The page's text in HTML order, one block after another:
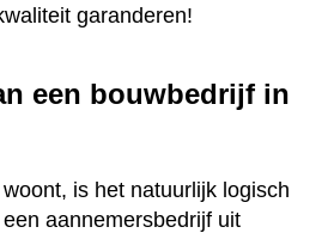
garanderen!
een bouwbedrijf in
is het natuurlijk logisch
aannemersbedrijf uit